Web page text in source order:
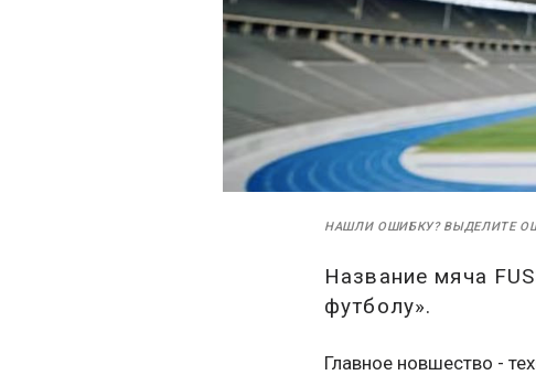
НАШЛИ ОШИБКУ? ВЫДЕЛИТЕ
Название мяча
футболу».
Главное новшество -